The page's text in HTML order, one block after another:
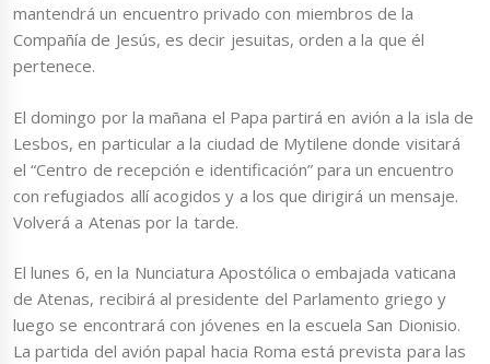
mantendrá un encuentro privado con miembros de la
Compañía de Jesús, es decir jesuitas, orden a la que él
pertenece.
El domingo por la mañana el Papa partirá en avión a la isla de
Lesbos, en particular a la ciudad de Mytilene donde visitará
el “Centro de recepción e identificación” para un encuentro
con refugiados allí acogidos y a los que dirigirá un mensaje.
Volverá a Atenas por la tarde.
El lunes 6, en la Nunciatura Apostólica o embajada vaticana
de Atenas, recibirá al presidente del Parlamento griego y
luego se encontrará con jóvenes en la escuela San Dionisio.
La partida del avión papal hacia Roma está prevista para las